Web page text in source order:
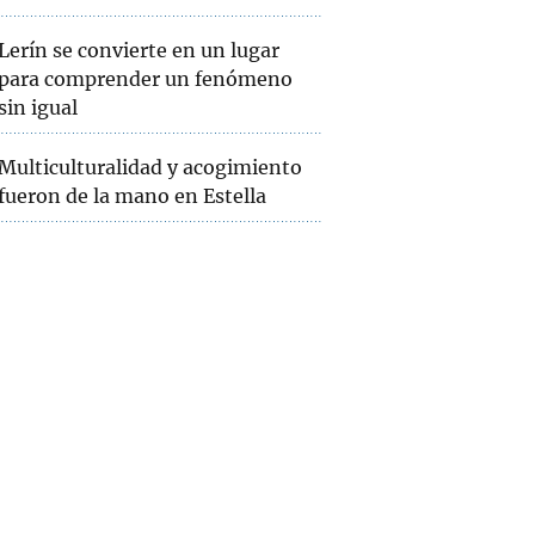
se convierte en un lugar
comprender un fenómeno
igual
y acogimiento
de la mano en Estella